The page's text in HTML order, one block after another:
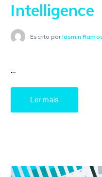
Intelligence
Escrito porIasmin
...
Ler mais